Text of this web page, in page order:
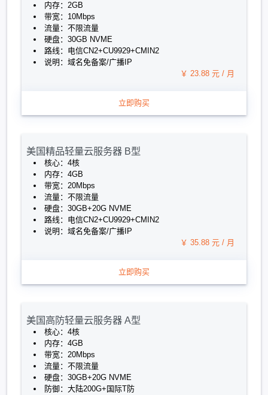
内存：2GB
带宽：10Mbps
流量：不限流量
硬盘：30GB NVME
路线：电信CN2+CU9929+CMIN2
说明：域名免备案/广播IP
￥ 23.88 元 / 月
立即购买
美国精品轻量云服务器 B型
核心：4核
内存：4GB
带宽：20Mbps
流量：不限流量
硬盘：30GB+20G NVME
路线：电信CN2+CU9929+CMIN2
说明：域名免备案/广播IP
￥ 35.88 元 / 月
立即购买
美国高防轻量云服务器 A型
核心：4核
内存：4GB
带宽：20Mbps
流量：不限流量
硬盘：30GB+20G NVME
防御：大陆200G+国际T防